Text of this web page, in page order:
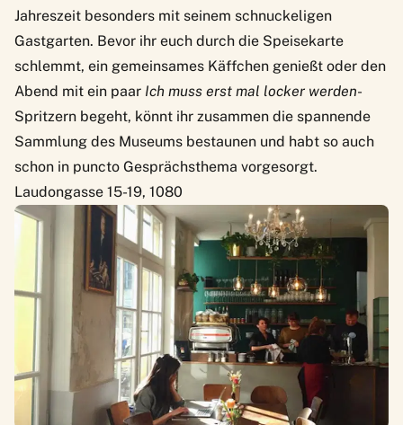
Jahreszeit besonders mit seinem schnuckeligen
Gastgarten. Bevor ihr euch durch die Speisekarte
schlemmt, ein gemeinsames Käffchen genießt oder den
Abend mit ein paar Ich muss erst mal locker werden-
Spritzern begeht, könnt ihr zusammen die spannende
Sammlung des Museums bestaunen und habt so auch
schon in puncto Gesprächsthema vorgesorgt.
Laudongasse 15-19, 1080